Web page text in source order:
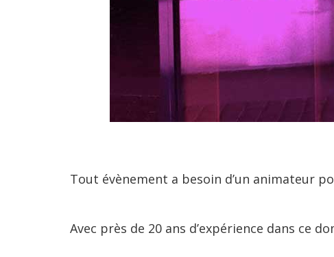
Tout évènement a besoin d’un animateur
Avec près de 20 ans d’expérience dans ce